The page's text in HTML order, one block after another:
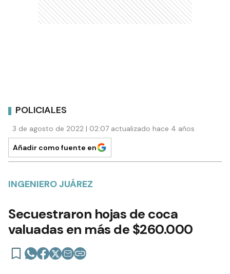
POLICIALES
3 de agosto de 2022 | 02:07 actualizado hace 4 años
Añadir como fuente en
INGENIERO JUÁREZ
Secuestraron hojas de coca
valuadas en más de $260.000